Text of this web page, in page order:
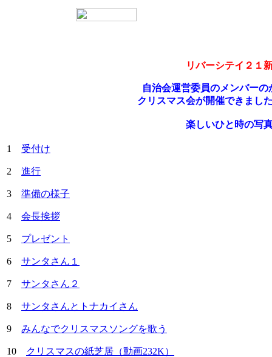
リバーシテイ２１
自治会運営委員のメンバー
クリスマス会が開催できまし
楽しいひと時の写
1 受付け
2 進行
3 準備の様子
4 会長挨拶
5 プレゼント
6 サンタさん１
7 サンタさん２
8 サンタさんとトナカイさん
9 みんなでクリスマスソングを歌う
10 クリスマスの紙芝居（動画232K）